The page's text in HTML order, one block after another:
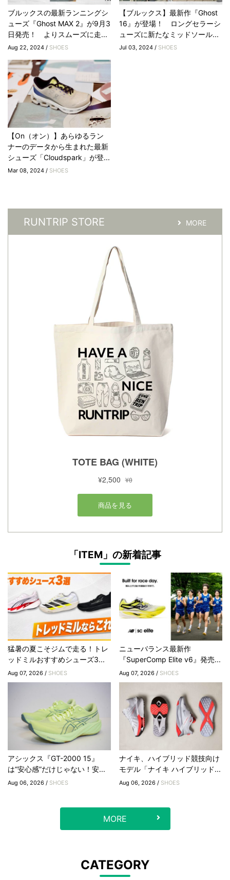
ブルックスの最新ランニングシ
ューズ『Ghost MAX 2』が9月3
日発売！ よりスムーズに走...
Aug 22, 2024 / SHOES
【ブルックス】最新作『Ghost
16』が登場！ ロングセラーシ
ューズに新たなミッドソール...
Jul 03, 2024 / SHOES
【On（オン）】あらゆるラン
ナーのデータから生まれた最新
シューズ「Cloudspark」が登...
Mar 08, 2024 / SHOES
RUNTRIP STORE MORE
「ITEM」の新着記事
猛暑の夏こそジムで走る！トレ
ッドミルおすすめシューズ3...
Aug 07, 2026 / SHOES
ニューバランス最新作
『SuperComp Elite v6』発売...
Aug 07, 2026 / SHOES
アシックス『GT-2000 15』
は“安心感”だけじゃない！安...
Aug 06, 2026 / SHOES
ナイキ、ハイブリッド競技向け
モデル「ナイキ ハイブリッド...
Aug 06, 2026 / SHOES
MORE
CATEGORY